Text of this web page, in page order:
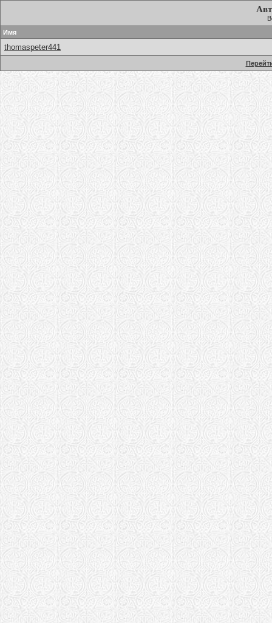
Имя
thomaspeter441